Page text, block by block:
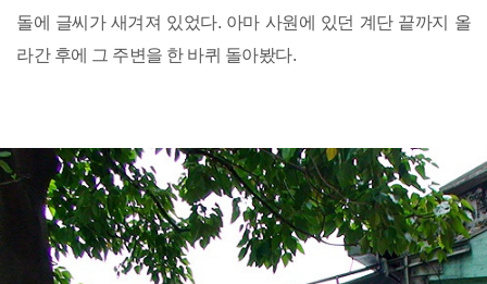
돌에 글씨가 새겨져 있었다. 아마 사원에 있던 계단 끝까지 올
라간 후에 그 주변을 한 바퀴 돌아봤다.